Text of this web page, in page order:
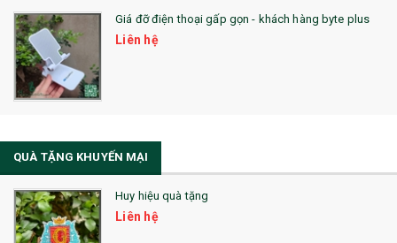
SẢN PHẨM MỚI 2021
Sổ Sạc Đa Năng
La Fonte
Giá đỡ điện thoại gấp gọn - khách hàng byte plus
Liên hệ
QUÀ TẶNG KHUYẾN MẠI
Huy hiệu quà tặng
Liên hệ